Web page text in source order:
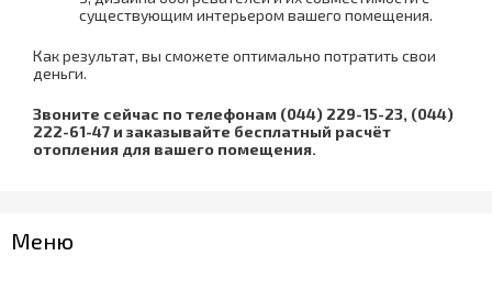
существующим интерьером вашего помещения.
Как результат, вы сможете оптимально потратить свои
деньги.
Звоните сейчас по телефонам (044) 229-15-23, (044)
222-61-47 и заказывайте бесплатный расчёт
отопления для вашего помещения.
Меню